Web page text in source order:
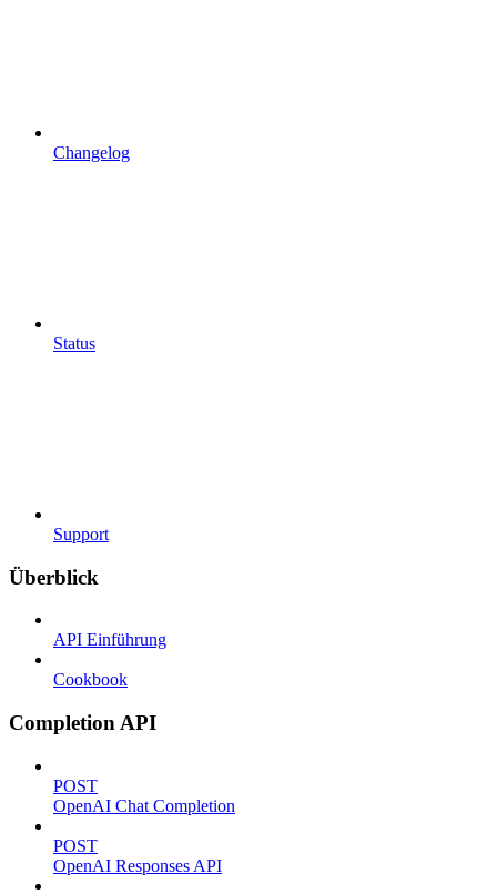
Changelog
Status
Support
Überblick
API Einführung
Cookbook
Completion API
POST
OpenAI Chat Completion
POST
OpenAI Responses API